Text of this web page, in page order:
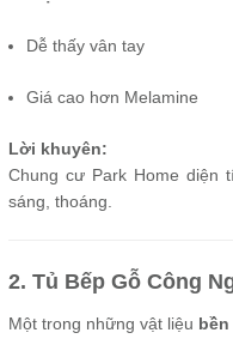
Dễ thấy vân tay
Giá cao hơn Melamine
Lời khuyên:
Chung cư Park Home diện
sáng, thoáng.
2. Tủ Bếp Gỗ Công
Một trong những vật liệu